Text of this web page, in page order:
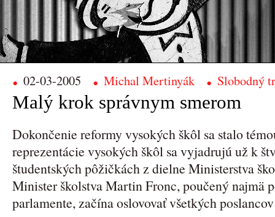
02-03-2005 Michal Mertinyák Slobodný
Malý krok správnym smerom
Dokončenie reformy vysokých škôl sa stalo
reprezentácie vysokých škôl sa vyjadrujú už k
študentských pôžičkách z dielne Ministerstva
Minister školstva Martin Fronc, poučený najmä
parlamente, začína oslovovať všetkých